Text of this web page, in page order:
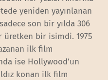
yeniden yayınlanan
son bir yılda 306
üretken bir isimdi. 1975
ilk film
ise Hollywood’un
konan ilk film